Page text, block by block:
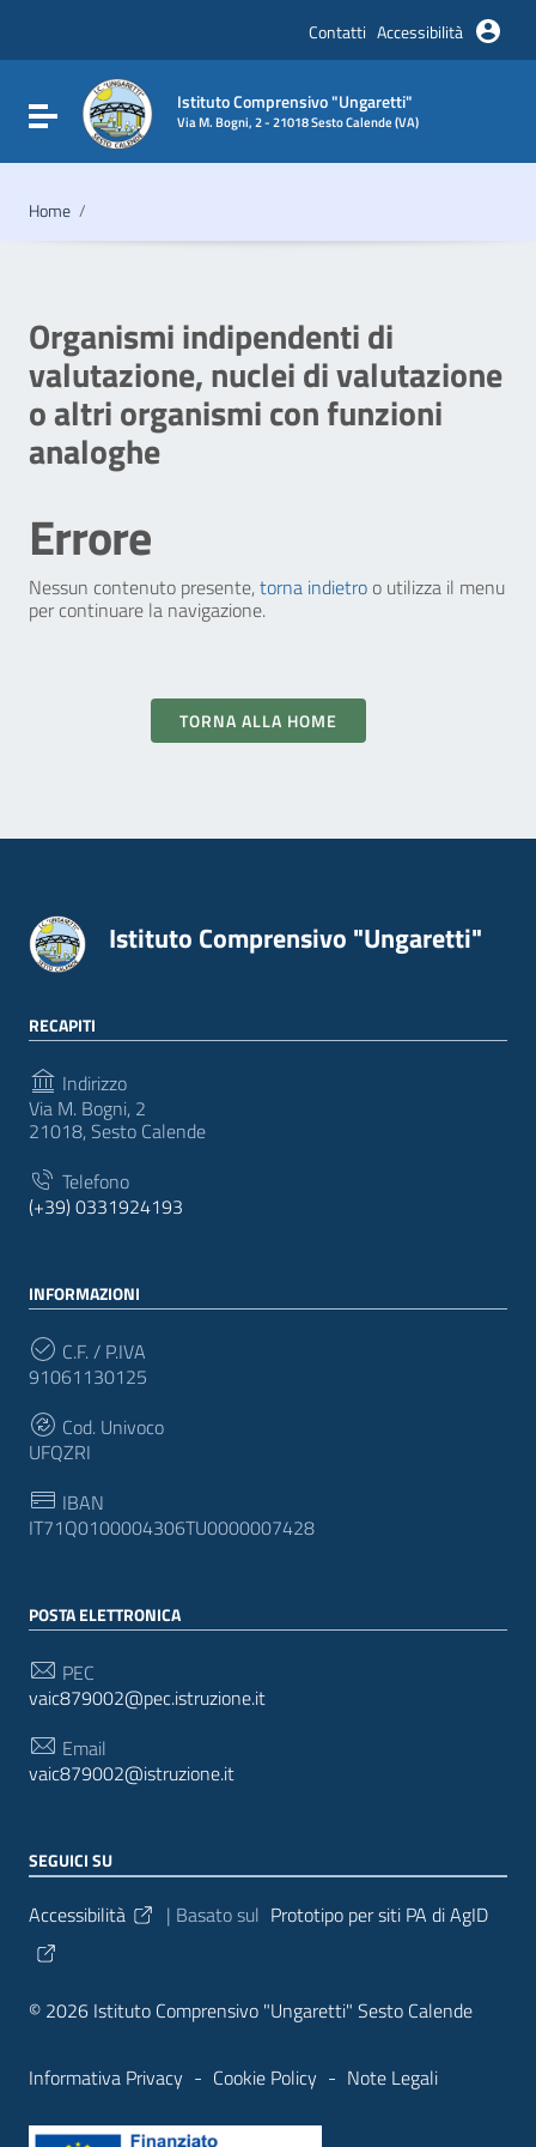
Vai al footer
Contatti Accessibilità
Attiva / disattiva la navigazione
Istituto Comprensivo "Ungaretti"
Via M. Bogni, 2 - 21018 Sesto Calende (VA)
Home /
Organismi indipendenti di
valutazione, nuclei di valutazione
o altri organismi con funzioni
analoghe
Errore
Nessun contenuto presente,torna indietro o utilizza il menu
per continuare la navigazione.
TORNA ALLA HOME
Istituto Comprensivo "Ungaretti"
RECAPITI
Indirizzo
Via M. Bogni, 2
21018, Sesto Calende
Telefono
(+39) 0331924193
INFORMAZIONI
C.F. / P.IVA
91061130125
Cod. Univoco
UFQZRI
IBAN
IT71Q0100004306TU0000007428
POSTA ELETTRONICA
PEC
vaic879002@pec.istruzione.it
Email
vaic879002@istruzione.it
SEGUICI SU
Sezione Link Utili
Accessibilità | Basato sul Prototipo per siti PA di AgID
© 2026 Istituto Comprensivo "Ungaretti" Sesto Calende
Informativa Privacy - Cookie Policy - Note Legali